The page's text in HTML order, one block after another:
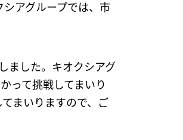
アグループでは、市
ました。キオクシアグ
って挑戦してまいり
まいりますので、ご